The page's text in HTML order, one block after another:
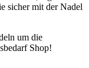
sicher mit der Nadel
um die
Shop!